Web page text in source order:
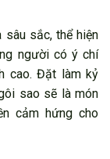
sắc, thể hiện
người có ý chí
cao. Đặt làm kỷ
sao sẽ là món
cảm hứng cho